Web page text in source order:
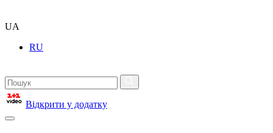
UA
RU
Відкрити у додатку